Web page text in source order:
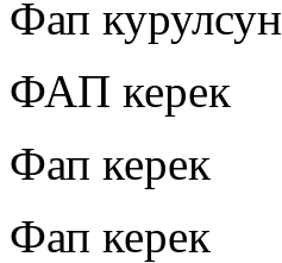
Фап курулсун
ФАП керек
Фап керек
Фап керек